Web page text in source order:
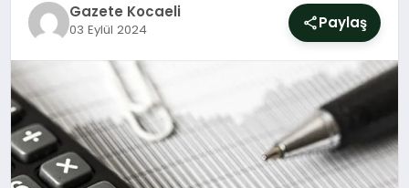
SIYASET
YAŞAM
DÜNYA
SAĞLIK
Gazete Kocaeli
03 Eylül 2024 Paylaş